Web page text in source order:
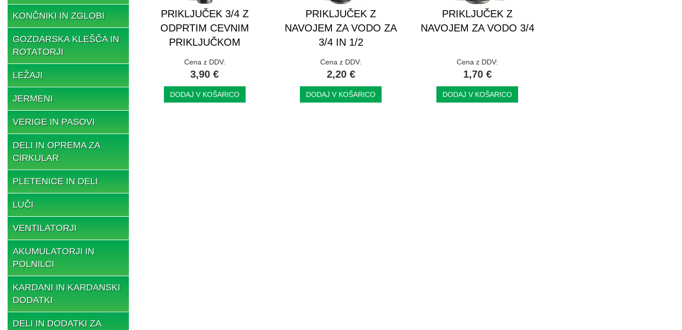
KONČNIKI IN ZGLOBI
GOZDARSKA KLEŠČA IN
ROTATORJI
LEŽAJI
JERMENI
VERIGE IN PASOVI
DELI IN OPREMA ZA
CIRKULAR
PLETENICE IN DELI
LUČI
VENTILATORJI
AKUMULATORJI IN
POLNILCI
KARDANI IN KARDANSKI
DODATKI
DELI IN DODATKI ZA
PRIKLJUČEK 3/4 Z
ODPRTIM CEVNIM
PRIKLJUČKOM
Cena z DDV:
3,90 €
DODAJ V KOŠARICO
PRIKLJUČEK Z
NAVOJEM ZA VODO ZA
3/4 IN 1/2
Cena z DDV:
2,20 €
DODAJ V KOŠARICO
PRIKLJUČEK Z
NAVOJEM ZA VODO 3/4
Cena z DDV:
1,70 €
DODAJ V KOŠARICO